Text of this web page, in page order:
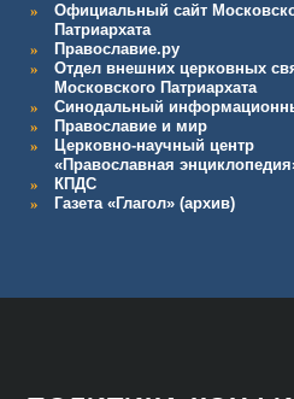
Официальный сайт
Патриархата
Православие.ру
Отдел внешних церковных
Московского Патриархата
Синодальный
Православие и мир
Церковно-научный центр
«Православная
КПДС
Газета «Глагол» (архив)